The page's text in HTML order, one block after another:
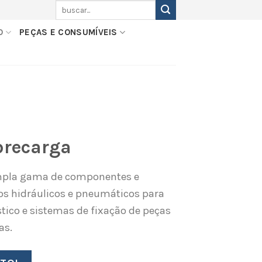
Pesquisar
PEÇAS E CONSUMÍVEIS
gama de componentes e
hidráulicos e pneumáticos para
e sistemas de fixação de peças